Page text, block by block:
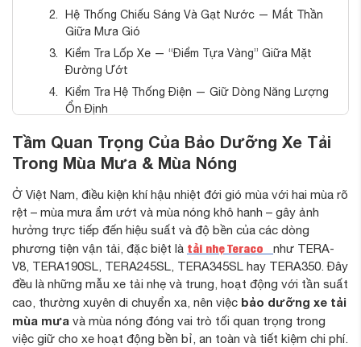
Hệ Thống Chiếu Sáng Và Gạt Nước — Mắt Thần
Giữa Mưa Gió
Kiểm Tra Lốp Xe — “Điểm Tựa Vàng” Giữa Mặt
Đường Ướt
Kiểm Tra Hệ Thống Điện — Giữ Dòng Năng Lượng
Ổn Định
Quy Trình Vệ Sinh Sau Khi Đi Qua Khu Vực Ngập
Hướng Dẫn Bảo Dưỡng Xe Tải Mùa Nóng
Kiểm Tra Hệ Thống Làm Mát — “Trái Tim Giải
Nhiệt” Của Động Cơ
Hệ Thống Điều Hòa — Giữ Môi Trường Cabin Ổn
Định
Hệ Thống Dầu Nhớt Và Nhiên Liệu
Kiểm Tra Lốp Xe — Ứng Phó Với Sức Nóng Mặt
Đường
Bảo Dưỡng Hệ Thống Phanh Và Ổ Bi Bánh Xe
Tầm Quan Trọng Của Bảo Dưỡng Xe Tải
Trong Mùa Mưa & Mùa Nóng
Ở Việt Nam, điều kiện khí hậu nhiệt đới gió mùa với hai mùa rõ
rệt – mùa mưa ẩm ướt và mùa nóng khô hanh – gây ảnh
hưởng trực tiếp đến hiệu suất và độ bền của các dòng
phương tiện vận tải, đặc biệt là tải nhẹ Teraco
như TERA-
V8, TERA190SL, TERA245SL, TERA345SL hay TERA350. Đây
đều là những mẫu xe tải nhẹ và trung, hoạt động với tần suất
cao, thường xuyên di chuyển xa, nên việc bảo dưỡng xe tải
mùa mưa và mùa nóng đóng vai trò tối quan trọng trong
việc giữ cho xe hoạt động bền bỉ, an toàn và tiết kiệm chi phí.